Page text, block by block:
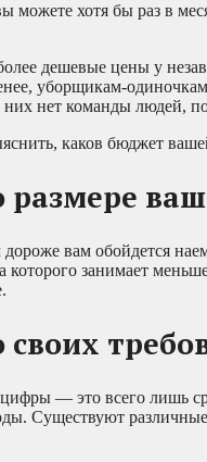
можете хотя бы раз в
дешевые цены у
уборщикам-
них нет команды людей,
каков бюджет
размере
вам обойдется
которого занимает
— это всего лишь
Существуют